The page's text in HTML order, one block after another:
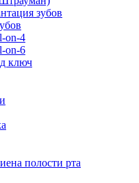
зубов
on-4
on-6
ключ
полости рта